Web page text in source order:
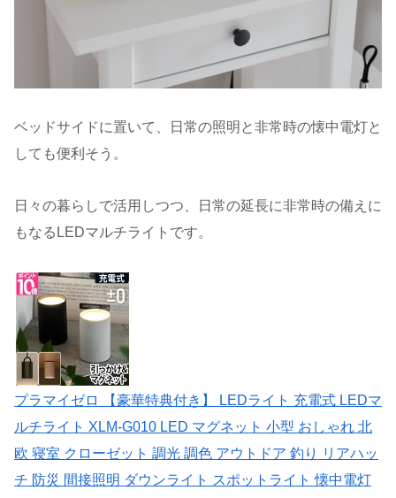
ベッドサイドに置いて、日常の照明と非常時の懐中電灯と
しても便利そう。
日々の暮らしで活用しつつ、日常の延長に非常時の備えに
もなるLEDマルチライトです。
プラマイゼロ 【豪華特典付き】 LEDライト 充電式 LEDマ
ルチライト XLM-G010 LED マグネット 小型 おしゃれ 北
欧 寝室 クローゼット 調光 調色 アウトドア 釣り リアハッ
チ 防災 間接照明 ダウンライト スポットライト 懐中電灯